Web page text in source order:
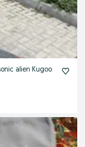
alien Kugoo